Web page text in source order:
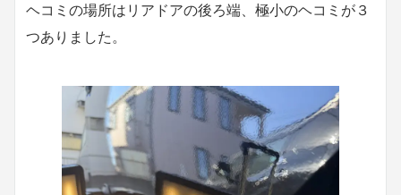
ヘコミの場所はリアドアの後ろ端、極小のヘコミが３
つありました。